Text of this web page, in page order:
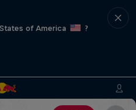
of America
?